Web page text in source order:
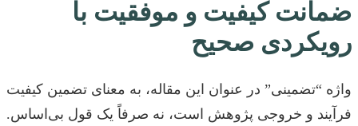
ضمانت کیفیت و موفقیت با
رویکردی صحیح
واژه “تضمینی” در عنوان این مقاله، به معنای تضمین کیفیت
فرآیند و خروجی پژوهش است، نه صرفاً یک قول بی‌اساس.